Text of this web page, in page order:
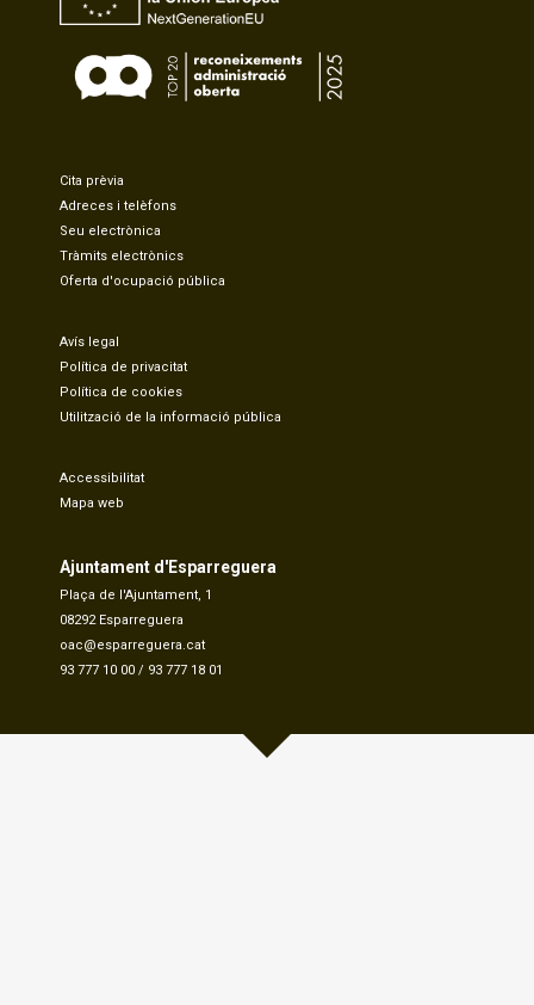
Cita prèvia
Adreces i telèfons
Seu electrònica
Tràmits electrònics
Oferta d'ocupació pública
Avís legal
Política de privacitat
Política de cookies
Utilització de la informació pública
Accessibilitat
Mapa web
Ajuntament d'Esparreguera
Plaça de l'Ajuntament, 1
08292 Esparreguera
oac@esparreguera.cat
93 777 10 00 / 93 777 18 01